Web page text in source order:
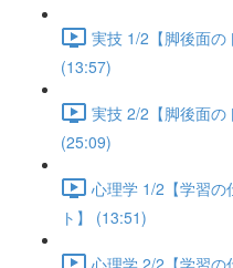
実技 1/2【脚後面の
(13:57)
実技 2/2【脚後面の
(25:09)
心理学 1/2【学習の
ト】 (13:51)
心理学 2/2【学習の